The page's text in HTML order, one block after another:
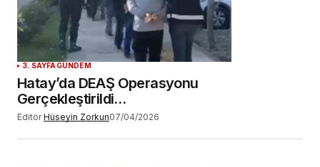
YORUM GÖNDER
3. SAYFA GÜNDEM
Hatay’da DEAŞ Operasyonu
Gerçekleştirildi…
Editör Hüseyin Zorkun07/04/2026